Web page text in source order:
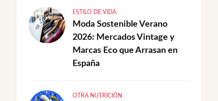
ESTILO DE VIDA
Moda Sostenible Verano
2026: Mercados Vintage y
Marcas Eco que Arrasan en
España
OTRA NUTRICIÓN